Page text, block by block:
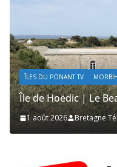
ÎLES DU PONANT TV
Île de Hoëdic
1 août 2026